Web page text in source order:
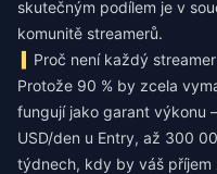
skutečným podílem je v
komunitě streamerů.
Proč není každý
Protože 90 % by zcela
fungují jako garant výkonu
USD/den u Entry, až 300
týdnech, kdy by váš příjem